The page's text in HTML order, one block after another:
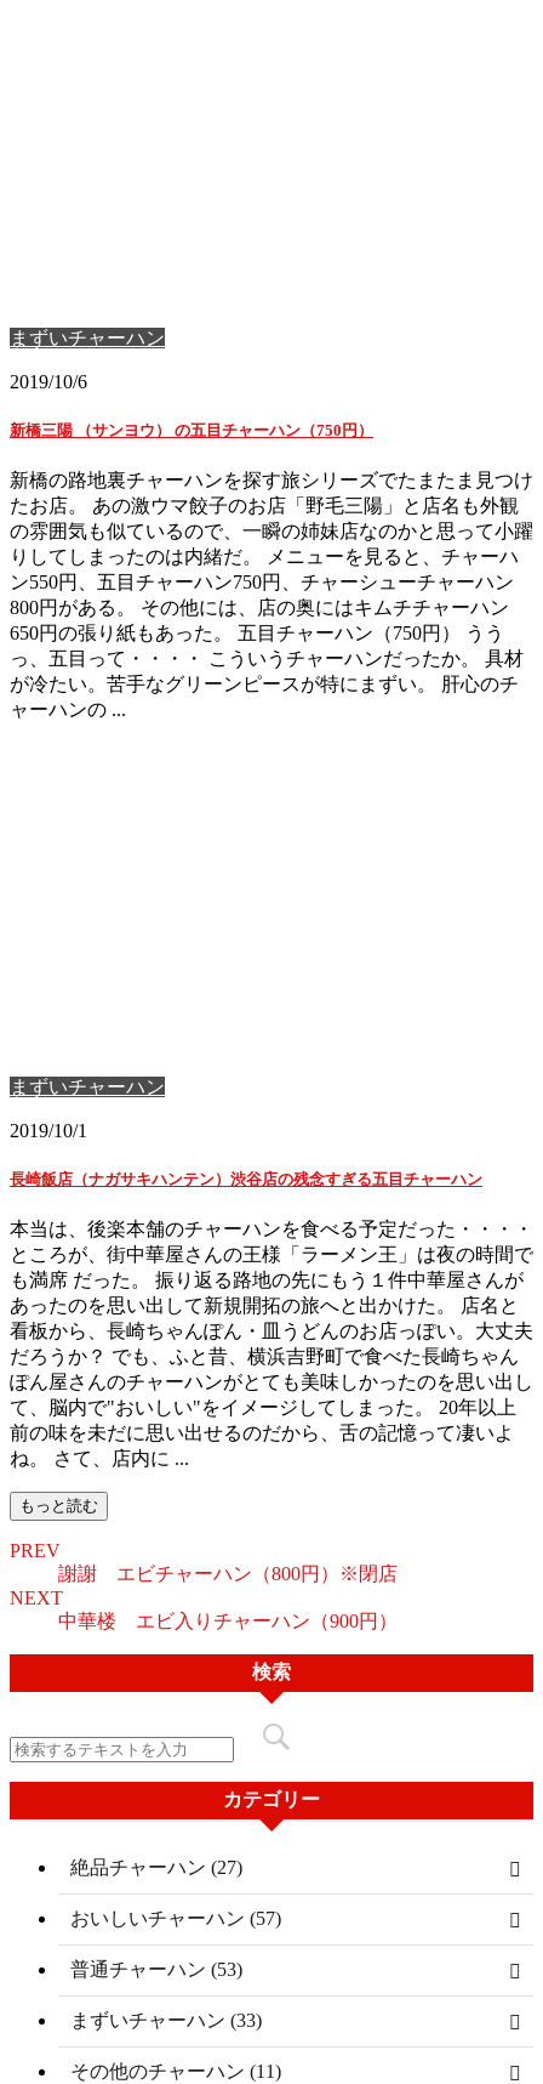
まずいチャーハン
2019/10/6
新橋三陽 （サンヨウ） の五目チャーハン（750円）
新橋の路地裏チャーハンを探す旅シリーズでたまたま見つけ
たお店。 あの激ウマ餃子のお店「野毛三陽」と店名も外観
の雰囲気も似ているので、一瞬の姉妹店なのかと思って小躍
りしてしまったのは内緒だ。 メニューを見ると、チャーハ
ン550円、五目チャーハン750円、チャーシューチャーハン
800円がある。 その他には、店の奥にはキムチチャーハン
650円の張り紙もあった。 五目チャーハン（750円） うう
っ、五目って・・・・ こういうチャーハンだったか。 具材
が冷たい。苦手なグリーンピースが特にまずい。 肝心のチ
ャーハンの ...
まずいチャーハン
2019/10/1
長崎飯店（ナガサキハンテン）渋谷店の残念すぎる五目チャーハン
本当は、後楽本舗のチャーハンを食べる予定だった・・・・
ところが、街中華屋さんの王様「ラーメン王」は夜の時間で
も満席 だった。 振り返る路地の先にもう１件中華屋さんが
あったのを思い出して新規開拓の旅へと出かけた。 店名と
看板から、長崎ちゃんぽん・皿うどんのお店っぽい。大丈夫
だろうか？ でも、ふと昔、横浜吉野町で食べた長崎ちゃん
ぽん屋さんのチャーハンがとても美味しかったのを思い出し
て、脳内で"おいしい"をイメージしてしまった。 20年以上
前の味を未だに思い出せるのだから、舌の記憶って凄いよ
ね。 さて、店内に ...
もっと読む
PREV
謝謝 エビチャーハン（800円）※閉店
NEXT
中華楼 エビ入りチャーハン（900円）
検索
カテゴリー
絶品チャーハン (27)
おいしいチャーハン (57)
普通チャーハン (53)
まずいチャーハン (33)
その他のチャーハン (11)